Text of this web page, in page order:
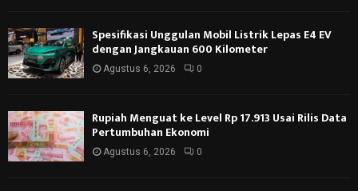
Spesifikasi Unggulan Mobil Listrik Lepas E4 EV
dengan Jangkauan 600 Kilometer
Agustus 6, 2026 0
Rupiah Menguat ke Level Rp 17.913 Usai Rilis Data
Pertumbuhan Ekonomi
Agustus 6, 2026 0